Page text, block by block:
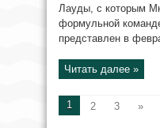
Лауды, с которым
формульной
представлен в
Читать далее »
1 2 3 »